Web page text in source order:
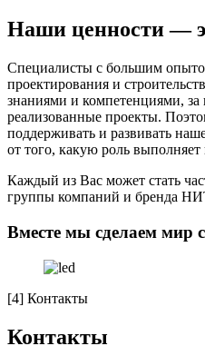
Наши ценности —
Специалисты с большим
проектирования и
знаниями и компетенциями,
реализованные проекты.
поддерживать и развивать
от того, какую роль
Каждый из Вас может стать
группы компаний и бренда
Вместе мы сделаем мир
[4] Контакты
Контакты